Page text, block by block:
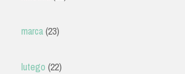
marca(23)
lutego (22)